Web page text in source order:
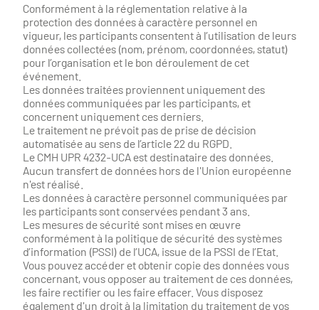
Conformément à la réglementation relative à la
protection des données à caractère personnel en
vigueur, les participants consentent à l’utilisation de leurs
données collectées (nom, prénom, coordonnées, statut)
pour l’organisation et le bon déroulement de cet
événement.
Les données traitées proviennent uniquement des
données communiquées par les participants, et
concernent uniquement ces derniers.
Le traitement ne prévoit pas de prise de décision
automatisée au sens de l’article 22 du RGPD.
Le CMH UPR 4232-UCA est destinataire des données.
Aucun transfert de données hors de l'Union européenne
n'est réalisé.
Les données à caractère personnel communiquées par
les participants sont conservées pendant 3 ans.
Les mesures de sécurité sont mises en œuvre
conformément à la politique de sécurité des systèmes
d’information (PSSI) de l’UCA, issue de la PSSI de l’Etat.
Vous pouvez accéder et obtenir copie des données vous
concernant, vous opposer au traitement de ces données,
les faire rectifier ou les faire effacer. Vous disposez
également d'un droit à la limitation du traitement de vos